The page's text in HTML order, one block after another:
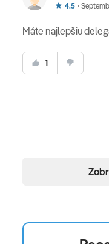
4.5
Máte najlepšiu
1